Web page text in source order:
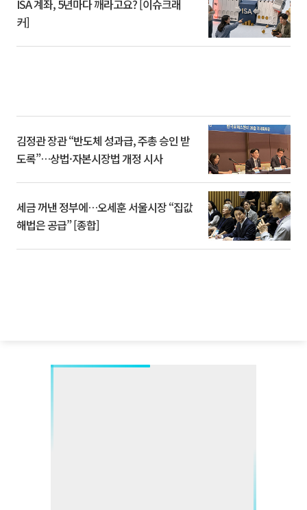
ISA 계좌, 5년마다 깨라고요? [이슈크래
커]
김정관 장관 “반도체 성과급, 주총 승인 받
도록”…상법·자본시장법 개정 시사
세금 꺼낸 정부에…오세훈 서울시장 “집값
해법은 공급” [종합]